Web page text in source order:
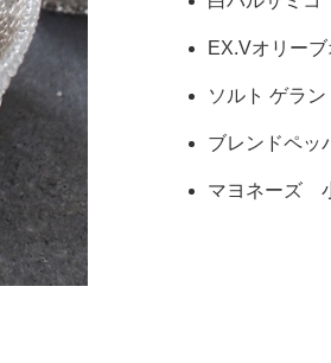
EX.Vオリー
ソルト ゲラ
ブレンドペ
マヨネーズ